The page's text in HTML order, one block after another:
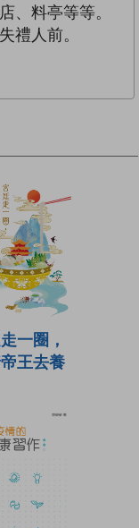
、料亭等等。
禮人前。
一圈，
王去養